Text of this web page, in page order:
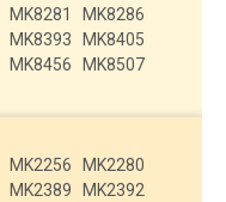
MK8281
MK8286
MK8393
MK8405
MK8456
MK8507
MK2256
MK2280
MK2389
MK2392